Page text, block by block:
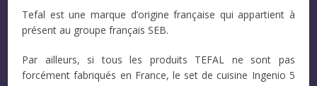
Tefal est une marque d’origine française qui appartient à
présent au groupe français SEB.
Par ailleurs, si tous les produits TEFAL ne sont pas
forcément fabriqués en France, le set de cuisine Ingenio 5